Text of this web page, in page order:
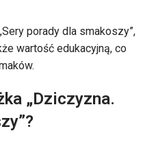
porady dla smakoszy”,
wartość edukacyjną, co
„Dziczyzna.